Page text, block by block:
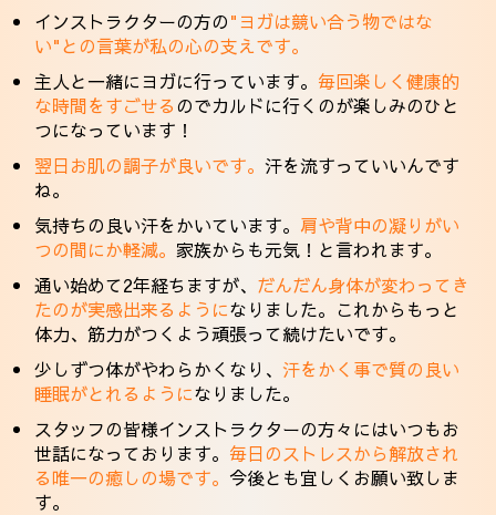
インストラクターの方の"ヨガは競い合う物ではな
い"との言葉が私の心の支えです。
主人と一緒にヨガに行っています。 毎回楽しく健康的
な時間をすごせるのでカルドに行くのが楽しみのひと
つになっています！
翌日お肌の調子が良いです。汗を流すっていいんです
ね。
気持ちの良い汗をかいています。 肩や背中の凝りがい
つの間にか軽減。 家族からも元気！と言われます。
通い始めて2年経ちますが、 だんだん身体が変わってき
たのが実感出来るようになりました。これからもっと
体力、筋力がつくよう頑張って続けたいです。
少しずつ体がやわらかくなり、汗をかく事で質の良い
睡眠がとれるようになりました。
スタッフの皆様インストラクターの方々にはいつもお
世話になっております。 毎日のストレスから解放され
る唯一の癒しの場です。 今後とも宜しくお願い致しま
す。